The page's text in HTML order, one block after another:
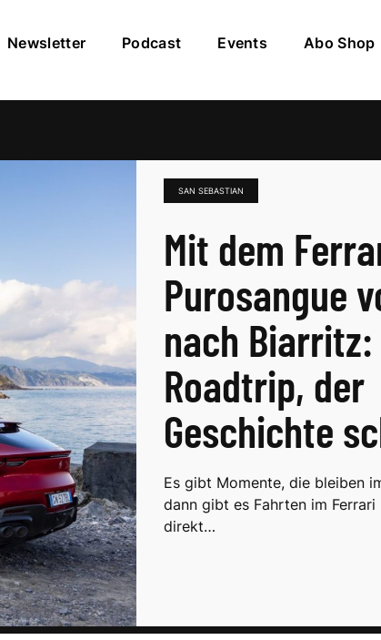
Newsletter Podcast Events Abo Shop
SAN SEBASTIAN
Mit dem
Purosangue
nach Biarritz:
Roadtrip, der
Geschichte
Es gibt Momente, die bleiben
dann gibt es Fahrten im Ferrari
direkt…